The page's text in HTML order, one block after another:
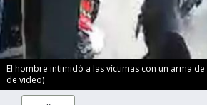
El hombre intimidó a las víctimas con un arma
de video)